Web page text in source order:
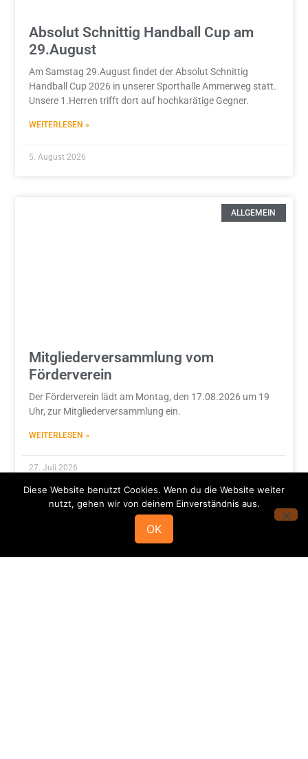
Absolut Schnittig Handball Cup am
29.August
Am Samstag 29.August findet der Absolut Schnittig
Handball Cup 2026 in unserer Sporthalle Ammerweg statt.
Unsere 1.Herren trifft dort auf hochkarätige Gegner.
WEITERLESEN »
5. August 2026
ALLGEMEIN
Mitgliederversammlung vom
Förderverein
Der Förderverein lädt am Montag, den 17.08.2026 um 19
Uhr, zur Mitgliederversammlung ein.
WEITERLESEN »
27. Juli 2026
Alle News im Überblick
Diese Website benutzt Cookies. Wenn du die Website weiter
nutzt, gehen wir von deinem Einverständnis aus.
OK